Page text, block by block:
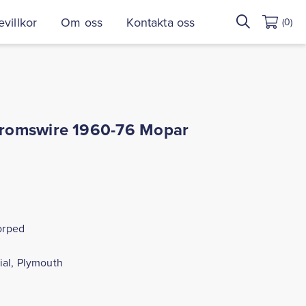
Om oss Kontakta oss
Sök
efter:
(0)
1960-76 Mopar
Plymouth